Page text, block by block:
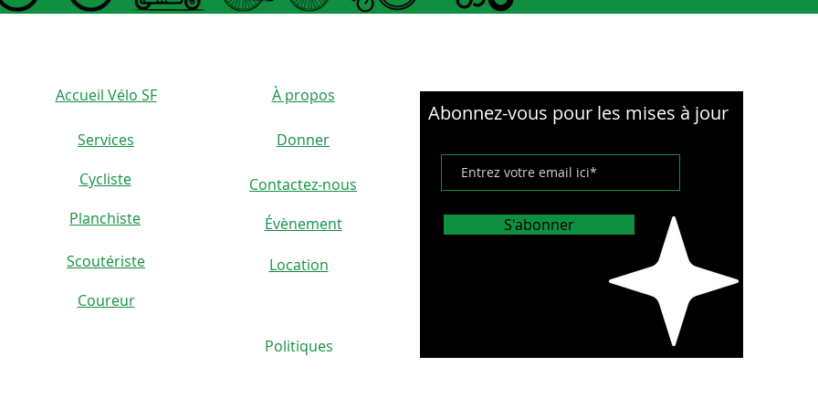
Accueil Vélo SF
Location
Cycliste
Planchiste
Scoutériste
Coureur
Services
À propos
Donner
Contactez-nous
Évènement
Politiques
Abonnez-vous pour les mises à jour
S'abonner